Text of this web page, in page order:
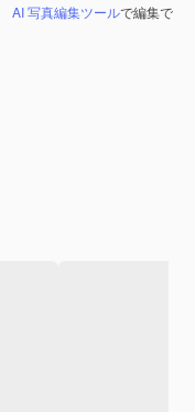
AI 写真編集ツールで編集で